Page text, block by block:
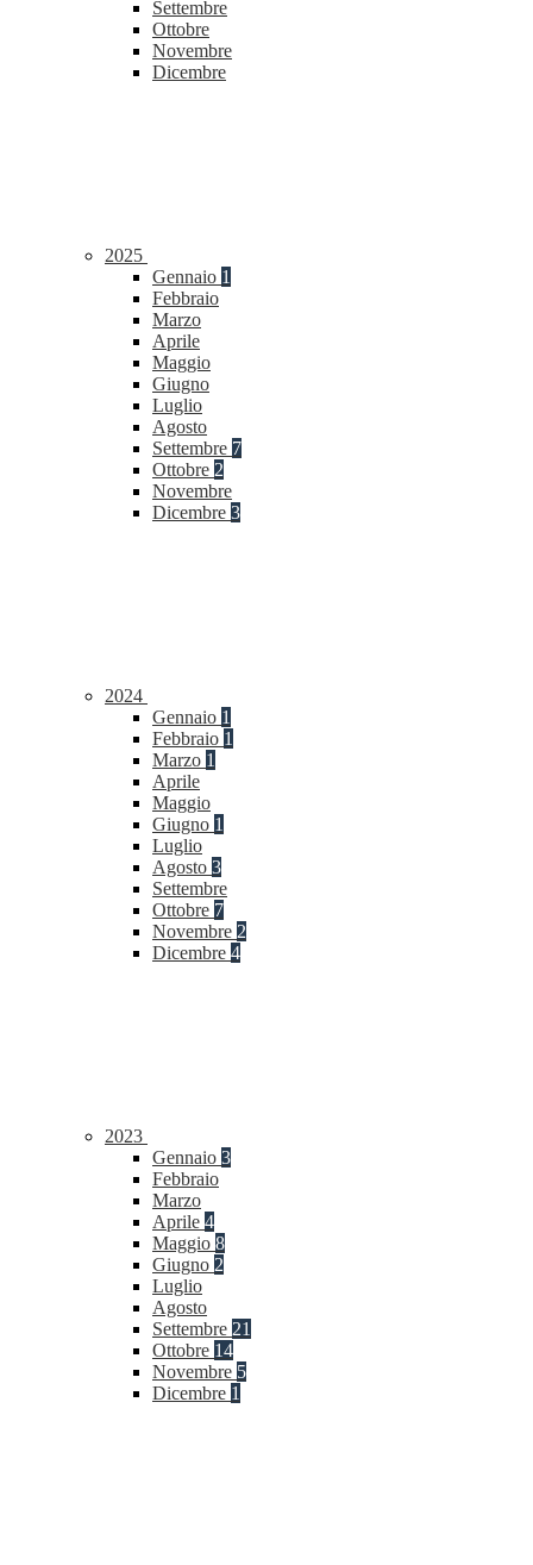
Settembre
Ottobre
Novembre
Dicembre
2025
Gennaio 1
Febbraio
Marzo
Aprile
Maggio
Giugno
Luglio
Agosto
Settembre 7
Ottobre 2
Novembre
Dicembre 3
2024
Gennaio 1
Febbraio 1
Marzo 1
Aprile
Maggio
Giugno 1
Luglio
Agosto 3
Settembre
Ottobre 7
Novembre 2
Dicembre 4
2023
Gennaio 3
Febbraio
Marzo
Aprile 4
Maggio 8
Giugno 2
Luglio
Agosto
Settembre 21
Ottobre 14
Novembre 5
Dicembre 1